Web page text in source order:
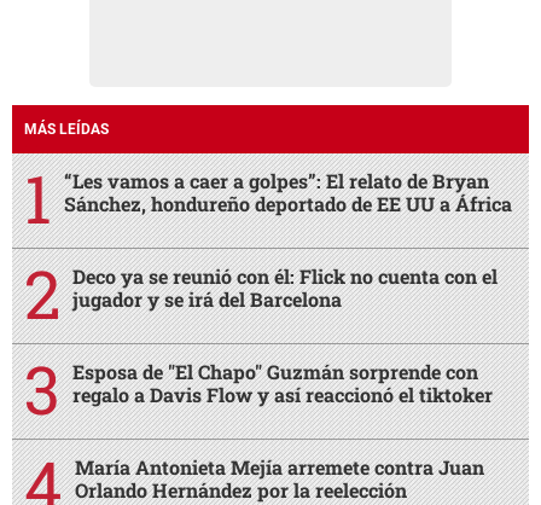
MÁS LEÍDAS
“Les vamos a caer a golpes”: El relato de Bryan
Sánchez, hondureño deportado de EE UU a África
Deco ya se reunió con él: Flick no cuenta con el
jugador y se irá del Barcelona
Esposa de "El Chapo" Guzmán sorprende con
regalo a Davis Flow y así reaccionó el tiktoker
María Antonieta Mejía arremete contra Juan
Orlando Hernández por la reelección